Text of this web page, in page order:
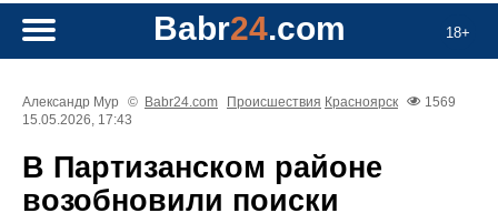
18+
Babr24.com
Александр Мур © Babr24.com Происшествия Красноярск
1569
15.05.2026, 17:43
В Партизанском районе
возобновили поиски